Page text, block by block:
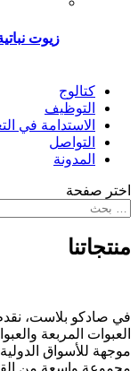
زيوت
كتالوج
التوظيف
الاستدامة في
التواصل
المدونة
اختر صفحة
منتجاتنا
في صادكو بلاست،
العبوات المربعة
موجهة للأسواق